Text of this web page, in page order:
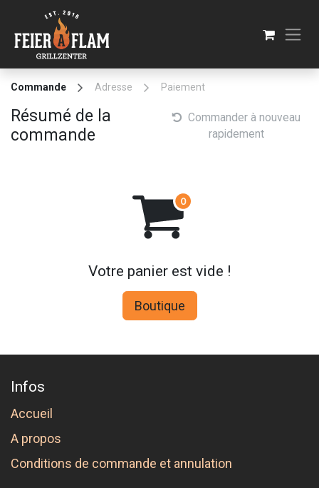
Se rendre au contenu
Commande Adresse Paiement
Résumé de la
commande
Commander à nouveau
rapidement
Votre panier est vide !
Boutique
Infos
Accueil
A propos
Conditions de commande et annulation